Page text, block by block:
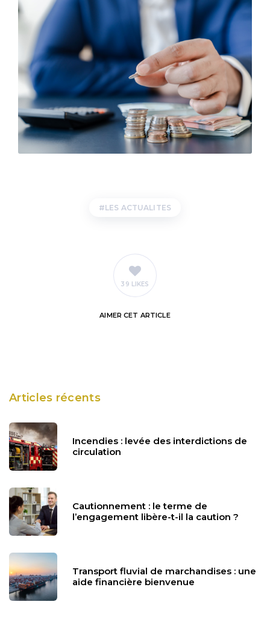
LES ACTUALITES
39 LIKES
AIMER CET ARTICLE
Articles récents
Incendies : levée des interdictions de
circulation
Cautionnement : le terme de
l’engagement libère-t-il la caution ?
Transport fluvial de marchandises : une
aide financière bienvenue